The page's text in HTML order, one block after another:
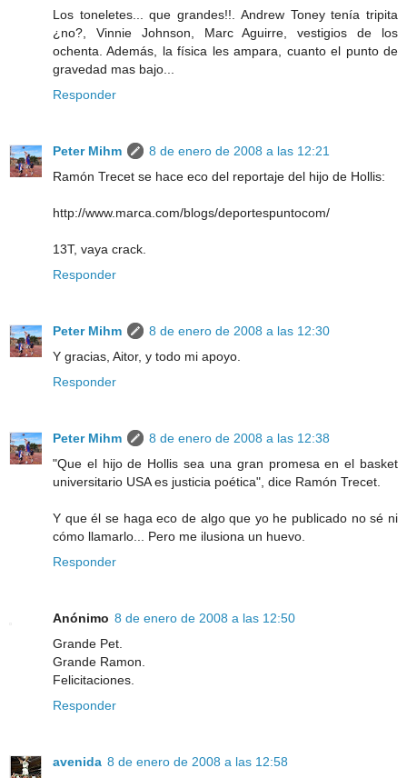
Los toneletes... que grandes!!. Andrew Toney tenía tripita
¿no?, Vinnie Johnson, Marc Aguirre, vestigios de los
ochenta. Además, la física les ampara, cuanto el punto de
gravedad mas bajo...
Responder
Peter Mihm
8 de enero de 2008 a las 12:21
Ramón Trecet se hace eco del reportaje del hijo de Hollis:
http://www.marca.com/blogs/deportespuntocom/
13T, vaya crack.
Responder
Peter Mihm
8 de enero de 2008 a las 12:30
Y gracias, Aitor, y todo mi apoyo.
Responder
Peter Mihm
8 de enero de 2008 a las 12:38
"Que el hijo de Hollis sea una gran promesa en el basket
universitario USA es justicia poética", dice Ramón Trecet.
Y que él se haga eco de algo que yo he publicado no sé ni
cómo llamarlo... Pero me ilusiona un huevo.
Responder
Anónimo 8 de enero de 2008 a las 12:50
Grande Pet.
Grande Ramon.
Felicitaciones.
Responder
avenida 8 de enero de 2008 a las 12:58